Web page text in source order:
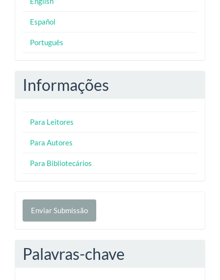
Español
Português
Informações
Para Leitores
Para Autores
Para Bibliotecários
Enviar
Submissão
Enviar Submissão
Palavras-chave